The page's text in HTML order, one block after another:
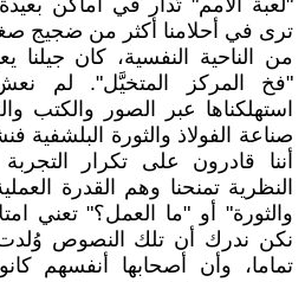
"لعبة الأمم" تُدار في أماكن
ترى في أحلامنا أكثر من ضجيج
من الناحية النفسية، كان
"فخ المركز المتخيَّل". لم نعش
استهلكناها عبر الصور والكتب
صناعة الفولاذ والثورة البلشفية
أننا قادرون على تكرار
النظرية تمنحنا وهم القدرة
والثورة" أو "ما العمل؟" تعني
نكن ندرك أن تلك النصوص
تماما، وأن أصحابها أنفسهم